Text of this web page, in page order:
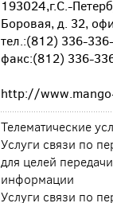
193024,г.С.-
Боровая, д. 32,
тел.:(812) 336-
факс:(812) 336-
http://
Телематические
Услуги связи по
для целей
информации
Услуги связи по